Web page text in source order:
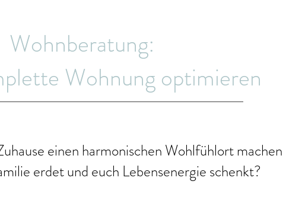
Wohnberatung:
Wohnung optimieren
einen harmonischen Wohlfühlort
erdet und euch Lebensenergie schenkt?